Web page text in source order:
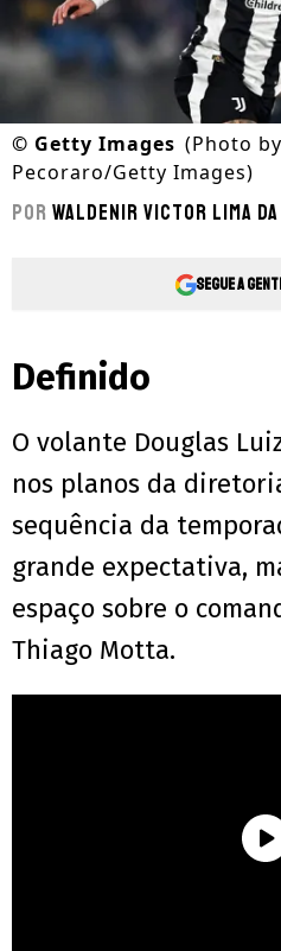
© Getty Images (Photo
Pecoraro/Getty Images)
Por Waldenir Victor Lima
Segue a
Definido
O volante Douglas
nos planos da
sequência da
grande expectativa,
espaço sobre o
Thiago Motta.